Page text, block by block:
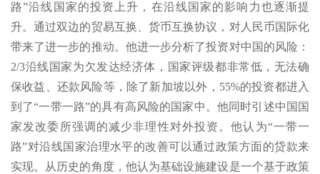
路”沿线国家的投资上升，在沿线国家的影响力也逐渐提
升。通过双边的贸易互换、货币互换协议，对人民币国际化
带来了进一步的推动。他进一步分析了投资对中国的风险：
2/3沿线国家为欠发达经济体，国家评级都非常低，无法确
保收益、还款风险等，除了新加坡以外，55%的投资都进入
到了“一带一路”的具有高风险的国家中。他同时引述中国国
家发改委所强调的减少非理性对外投资。他认为“一带一
路”对沿线国家治理水平的改善可以通过政策方面的贷款来
实现。从历史的角度，他认为基础设施建设是一个基于政策